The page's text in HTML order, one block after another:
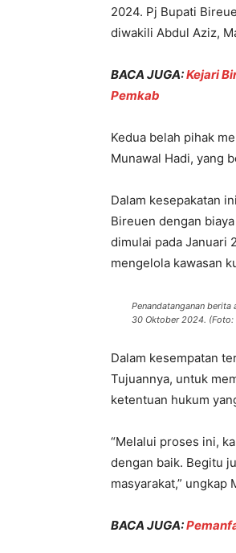
2024. Pj Bupati
diwakili Abdul Aziz,
BACA JUGA:Kejari
Pemkab
Kedua belah pihak
Munawal Hadi, yang
Dalam kesepakatan
Bireuen dengan
dimulai pada Januari
mengelola kawasan
Penandatanganan berita
30 Oktober 2024. (Foto:
Dalam kesempatan
Tujuannya, untuk
ketentuan hukum
“Melalui proses ini,
dengan baik. Begitu
masyarakat,” ungkap
BACA JUGA: